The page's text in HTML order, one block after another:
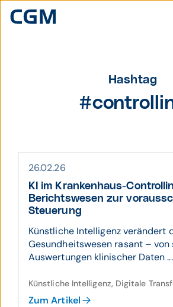
Hashtag
26.02.26
KI im Kranken­haus-
Berichts­wesen zur
Steuerung
Künstliche Intelligenz verändert
Gesundheitswesen rasant –
Auswertungen klinischer Daten ...
Künstliche Intelligenz, Digitale
Zum Artikel